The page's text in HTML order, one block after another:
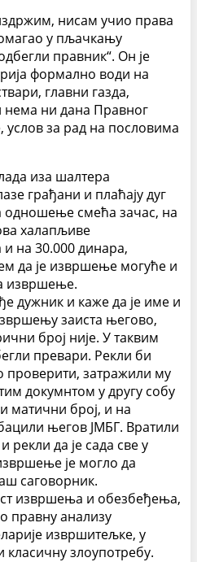
нисам учио права
у пљачкању
правник“. Он је
формално води на
главни газда,
ни дана Правног
услов за рад на пословима
иза шалтера
грађани и плаћају дуг
одношење смећа зачас, на
халапљиве
на 30.000 динара,
да је извршење могуће и
извршење.
дужник и каже да је име и
заиста његово,
број није. У таквим
превари. Рекли би
проверити, затражили му
докумнтом у другу собу
матични број, и на
његов ЈМБГ. Вратили
рекли да је сада све у
је могло да
саговорник.
извршења и обезбеђења,
правну анализу
извршитељке, у
злоупотребу.